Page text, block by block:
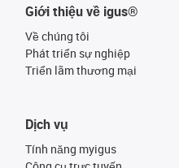
Giới thiệu về igus®
Về chúng tôi
Phát triển sự nghiệp
Triển lãm thương mại
Dịch vụ
Tính năng myigus